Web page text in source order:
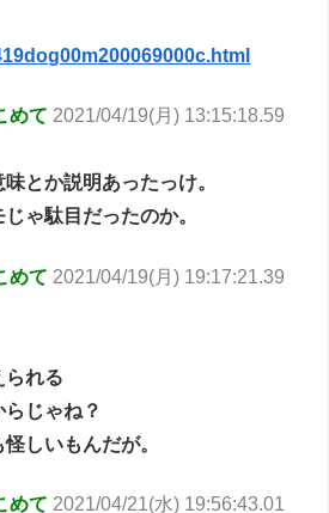
めて 2021/04/19(月) 13:15:18.59
とか説明あったっけ。
ゃ駄目だったのか。
めて 2021/04/19(月) 19:17:21.39
られる
じゃね？
しいもんだが。
めて 2021/04/21(水) 19:56:43.01